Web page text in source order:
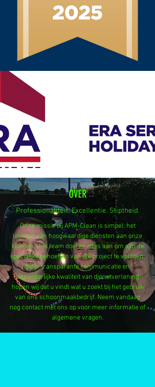
OVER
Professionaliteit. Excellentie. Stiptheid.
Onze missie bij APM-Clean is simpel: het
leveren van hoogwaardige diensten aan onze
klanten. Ons team doet er alles aan om aan de
specifieke behoeften van elk project te voldoen.
Door transparante communicatie en
uitzonderlijke kwaliteit van dienstverlening
hopen wij dat u vindt wat u zoekt bij het gebruik
van ons schoonmaakbedrijf. Neem vandaag
nog contact met ons op voor meer informatie of
algemene vragen.